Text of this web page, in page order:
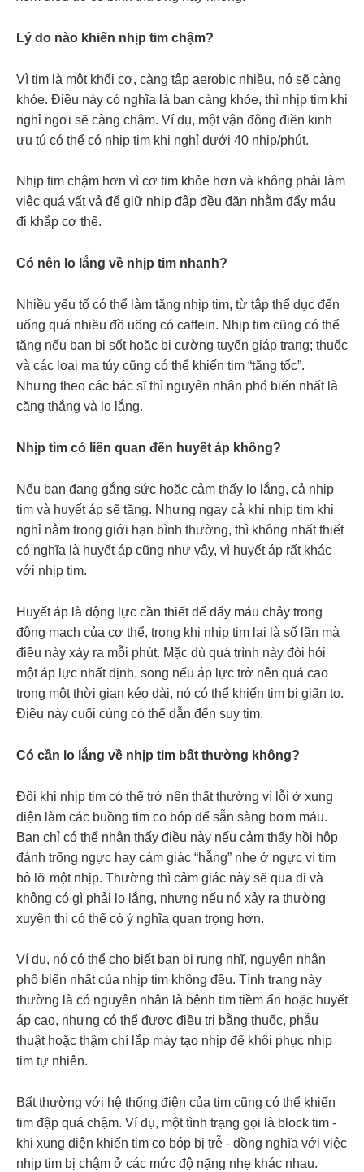
Lý do nào khiến nhịp tim chậm?
Vì tim là một khối cơ, càng tập aerobic nhiều, nó sẽ càng
khỏe. Điều này có nghĩa là bạn càng khỏe, thì nhịp tim khi
nghỉ ngơi sẽ càng chậm. Ví dụ, một vận động điền kinh
ưu tú có thể có nhịp tim khi nghỉ dưới 40 nhịp/phút.
Nhịp tim chậm hơn vì cơ tim khỏe hơn và không phải làm
việc quá vất vả để giữ nhịp đập đều đặn nhằm đẩy máu
đi khắp cơ thể.
Có nên lo lắng về nhịp tim nhanh?
Nhiều yếu tố có thể làm tăng nhịp tim, từ tập thể dục đến
uống quá nhiều đồ uống có caffein. Nhịp tim cũng có thể
tăng nếu bạn bị sốt hoặc bị cường tuyến giáp trạng; thuốc
và các loại ma túy cũng có thể khiến tim “tăng tốc”.
Nhưng theo các bác sĩ thì nguyên nhân phổ biến nhất là
căng thẳng và lo lắng.
Nhịp tim có liên quan đến huyết áp không?
Nếu bạn đang gắng sức hoặc cảm thấy lo lắng, cả nhịp
tim và huyết áp sẽ tăng. Nhưng ngay cả khi nhịp tim khi
nghỉ nằm trong giới hạn bình thường, thì không nhất thiết
có nghĩa là huyết áp cũng như vậy, vì huyết áp rất khác
với nhịp tim.
Huyết áp là động lực cần thiết để đẩy máu chảy trong
động mạch của cơ thể, trong khi nhịp tim lại là số lần mà
điều này xảy ra mỗi phút. Mặc dù quá trình này đòi hỏi
một áp lực nhất định, song nếu áp lực trở nên quá cao
trong một thời gian kéo dài, nó có thể khiến tim bị giãn to.
Điều này cuối cùng có thể dẫn đến suy tim.
Có cần lo lắng về nhịp tim bất thường không?
Đôi khi nhịp tim có thể trở nên thất thường vì lỗi ở xung
điện làm các buồng tim co bóp để sẵn sàng bơm máu.
Bạn chỉ có thể nhận thấy điều này nếu cảm thấy hồi hộp
đánh trống ngực hay cảm giác “hẫng” nhẹ ở ngực vì tim
bỏ lỡ một nhịp. Thường thì cảm giác này sẽ qua đi và
không có gì phải lo lắng, nhưng nếu nó xảy ra thường
xuyên thì có thể có ý nghĩa quan trọng hơn.
Ví dụ, nó có thể cho biết bạn bị rung nhĩ, nguyên nhân
phổ biến nhất của nhịp tim không đều. Tình trạng này
thường là có nguyên nhân là bệnh tim tiềm ẩn hoặc huyết
áp cao, nhưng có thể được điều trị bằng thuốc, phẫu
thuật hoặc thậm chí lắp máy tạo nhịp để khôi phục nhịp
tim tự nhiên.
Bất thường với hệ thống điện của tim cũng có thể khiến
tim đập quá chậm. Ví dụ, một tình trạng gọi là block tim -
khi xung điện khiến tim co bóp bị trễ - đồng nghĩa với việc
nhịp tim bị chậm ở các mức độ nặng nhẹ khác nhau.